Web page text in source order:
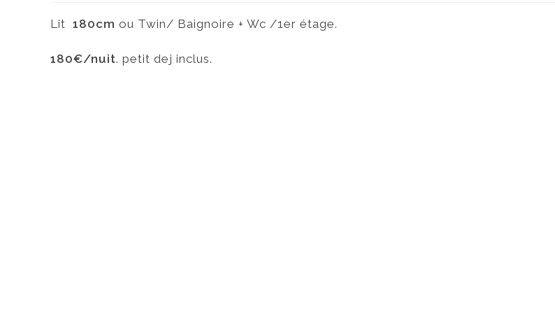
Lit 180cm ou Twin/ Baignoire + Wc /1er étage.
180€/nuit. petit dej inclus.